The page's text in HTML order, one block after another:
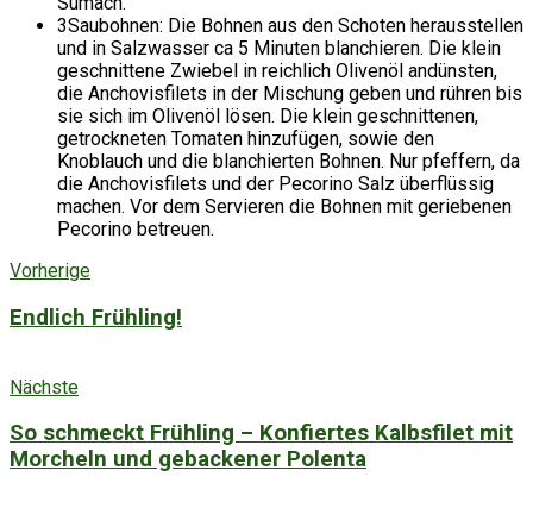
3Saubohnen: Die Bohnen aus den Schoten herausstellen
und in Salzwasser ca 5 Minuten blanchieren. Die klein
geschnittene Zwiebel in reichlich Olivenöl andünsten,
die Anchovisfilets in der Mischung geben und rühren bis
sie sich im Olivenöl lösen. Die klein geschnittenen,
getrockneten Tomaten hinzufügen, sowie den
Knoblauch und die blanchierten Bohnen. Nur pfeffern, da
die Anchovisfilets und der Pecorino Salz überflüssig
machen. Vor dem Servieren die Bohnen mit geriebenen
Pecorino betreuen.
Vorherige
Endlich Frühling!
Nächste
So schmeckt Frühling – Konfiertes Kalbsfilet mit
Morcheln und gebackener Polenta